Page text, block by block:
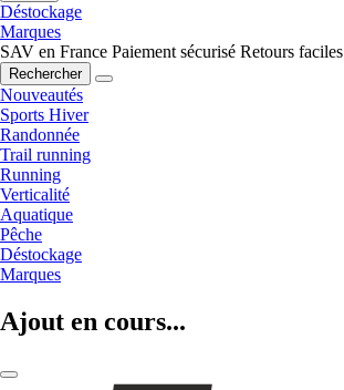
Déstockage
Marques
SAV en France Paiement sécurisé Retours faciles
Rechercher
Nouveautés
Sports Hiver
Randonnée
Trail running
Running
Verticalité
Aquatique
Pêche
Déstockage
Marques
Ajout en cours...